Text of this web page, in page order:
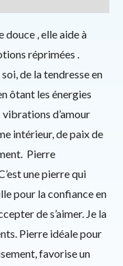
douce , elle aide à
réprimées .
de la tendresse en
ôtant les énergies
d’amour
intérieur, de paix de
Pierre
une pierre qui
pour la confiance en
de s’aimer. Je la
Pierre idéale pour
favorise un